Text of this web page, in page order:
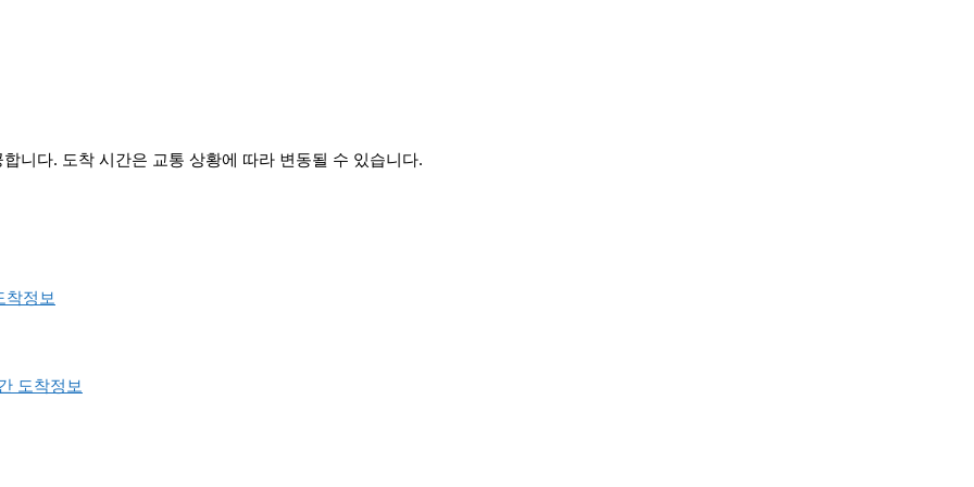
니다. 도착 시간은 교통 상황에 따라 변동될 수 있습니다.
착정보
도착정보